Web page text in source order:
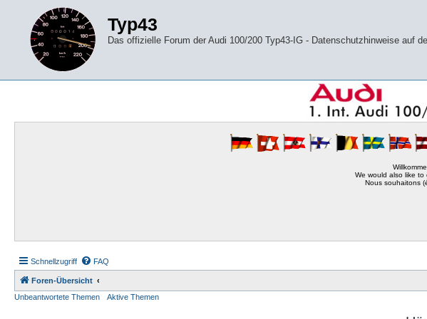
Typ43
Das offizielle Forum der Audi 100/200 Typ43-IG - Datenschutzhinweise auf
We would also like to
Nous souhaitons
Schnellzugriff FAQ
Foren-Übersicht
Unbeantwortete Themen
Aktive Themen